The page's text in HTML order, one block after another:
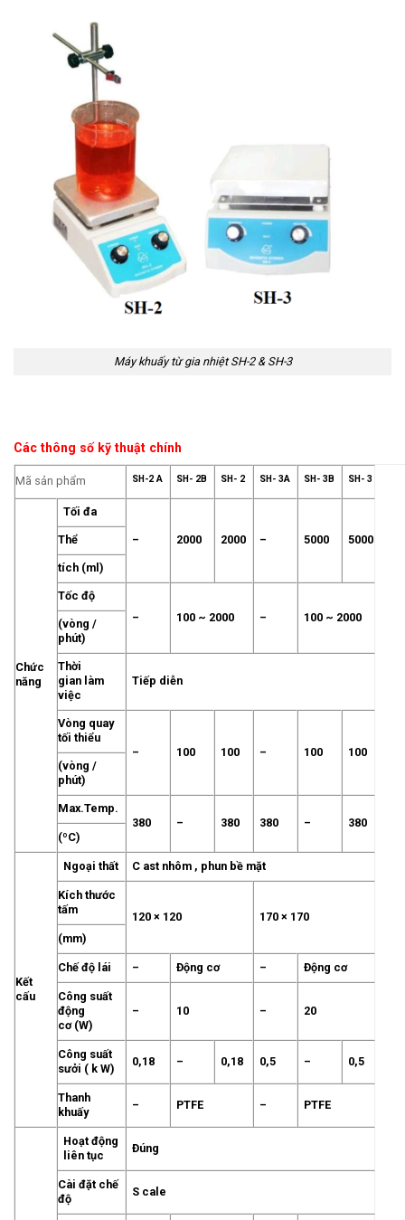
Máy khuấy từ gia nhiệt SH-2 & SH-3
Các thông số kỹ thuật chính
Mã sản phẩm SH-2 A SH- 2B SH- 2 SH- 3A SH- 3B SH- 3
Chức
năng
Tối đa
– 2000 2000 – 5000 5000
Thể
tích (ml)
Tốc độ
–
100 ~ 2000 – 100 ~ 2000
(vòng /
phút)
Thời
gian làm
việc
Tiếp diễn
Vòng quay
tối thiểu
–
100 100 – 100
100
(vòng /
phút)
Max.Temp.
380
– 380 380 –
380
(ºC)
Kết
cấu
Ngoại thất C ast nhôm , phun bề mặt
Kích thước
tấm
120 × 120
170 × 170
(mm)
Chế độ lái – Động cơ – Động cơ
Công suất
động
cơ (W)
– 10 – 20
Công suất
sưởi ( k W)
0,18 – 0,18 0,5 – 0,5
Thanh
khuấy
– PTFE – PTFE
Hoạt động
liên tục
Đúng
Cài đặt chế
độ
S cale